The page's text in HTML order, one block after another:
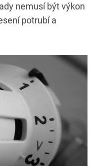
nemusí být výkon
potrubí a